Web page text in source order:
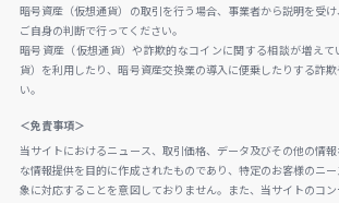
暗号資産（仮想通貨）の取引を行う場合、事業者から説明を受け
ご自身の判断で行ってください。
暗号資産（仮想通貨）や詐欺的なコインに関する相談が増え
貨）を利用したり、暗号資産交換業の導入に便乗したりする詐
い。
＜免責事項＞
当サイトにおけるニュース、取引価格、データ及びその他の情
な情報提供を目的に作成されたものであり、特定のお客様のニ
象に対応することを意図しておりません。また、当サイトのコ